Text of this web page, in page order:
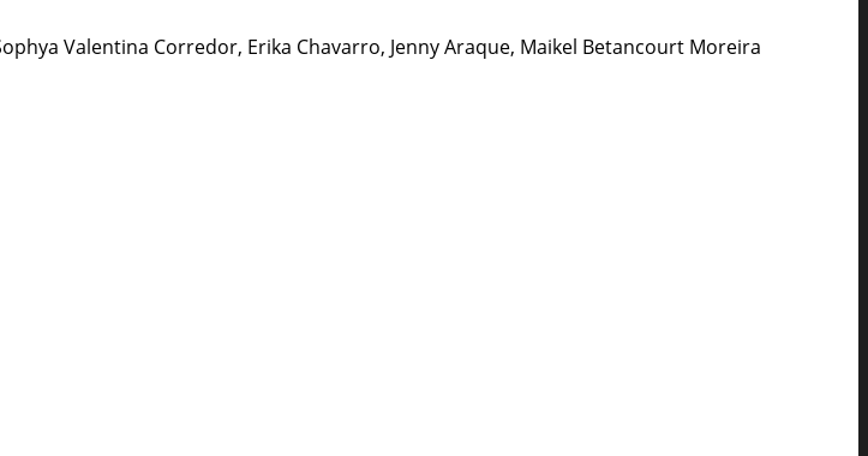
Valentina Corredor, Erika Chavarro, Jenny Araque, Maikel Betancourt Moreira